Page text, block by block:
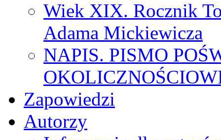
Wiek XIX. Rocznik
Adama Mickiewicza
NAPIS. PISMO
Zapowiedzi
Autorzy